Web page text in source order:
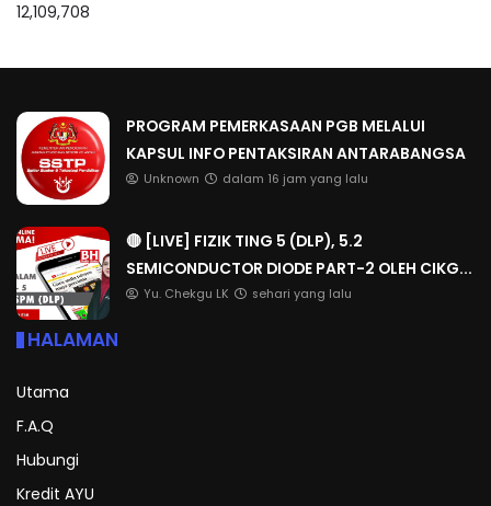
12,109,708
PROGRAM PEMERKASAAN PGB MELALUI
KAPSUL INFO PENTAKSIRAN ANTARABANGSA
Unknown dalam 16 jam yang lalu
🔴 [LIVE] FIZIK TING 5 (DLP), 5.2
SEMICONDUCTOR DIODE PART-2 OLEH CIKG...
Yu. Chekgu LK sehari yang lalu
HALAMAN
Utama
F.A.Q
Hubungi
Kredit AYU